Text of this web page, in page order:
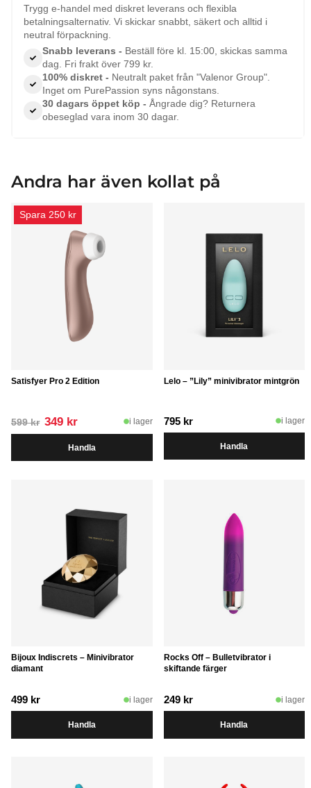
Trygg e-handel med diskret leverans och flexibla
betalningsalternativ. Vi skickar snabbt, säkert och alltid i
neutral förpackning.
Snabb leverans - Beställ före kl. 15:00, skickas samma
dag. Fri frakt över 799 kr.
100% diskret - Neutralt paket från "Valenor Group".
Inget om PurePassion syns någonstans.
30 dagars öppet köp - Ångrade dig? Returnera
obeseglad vara inom 30 dagar.
Andra har även kollat på
Satisfyer Pro 2 Edition
599kr Det
ursprungliga
priset
var:
349 krDet
nuvarande
priset
är:
i lager
Handla
Spara 250 kr
Lelo – ”Lily” minivibrator mintgrön
795 kr i lager
Handla
Bijoux Indiscrets – Minivibrator
diamant
499 kr i lager
Handla
Rocks Off – Bulletvibrator i
skiftande färger
249 kr i lager
Handla